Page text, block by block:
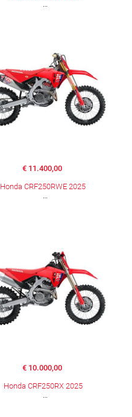
€ 11.400,00
Honda CRF250RWE 2025
€ 10.000,00
Honda CRF250RX 2025